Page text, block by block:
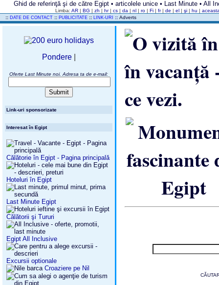
Ghid de referinţă şi de către Egipt • articolele unice • Last Minute • All
Limba: AR | BG | zh | hr | cs | da | nl | ro | Fi | fr | de | el | şi | hu |
:: DATE DE CONTACT :: PUBLICITATE :: LINK-URI :: Adverts
Pondere
Oferte Last Minute noi. Adresa ta de e-mail:
Link-uri sponsorizate
Interesat în Egipt
Călătorie în Egipt - Pagina principală
Hoteluri în Egipt
Last Minute Egipt
Călătorii şi Tururi
Egipt All Inclusive
Excursii optionale
Croaziere pe Nil